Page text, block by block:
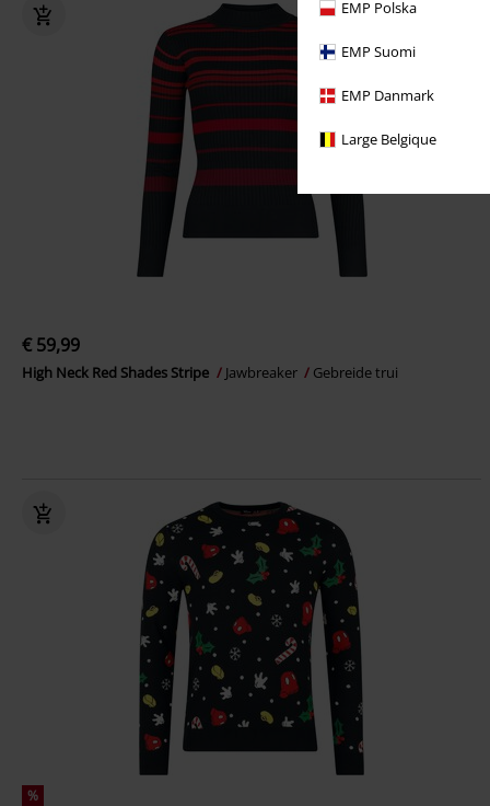
EMP Polska
EMP Suomi
EMP Danmark
Large Belgique
€ 59,99
High Neck Red Shades Stripe Jawbreaker Gebreide trui
%